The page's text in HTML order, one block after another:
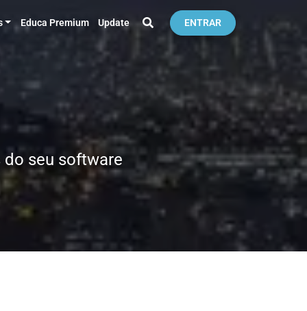
Educa Premium Update ENTRAR
do seu software